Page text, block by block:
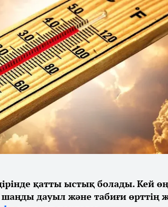
қатты ыстық болады. Кей
дауыл және табиғи өрттің